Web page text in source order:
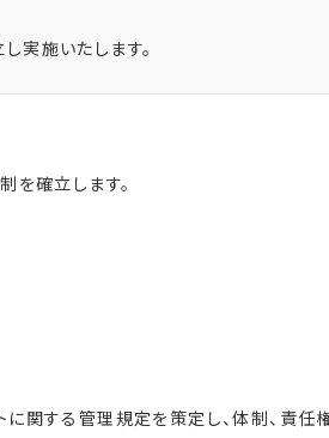
実施いたします。
を確立します。
関する管理規定を策定し、体制、責任